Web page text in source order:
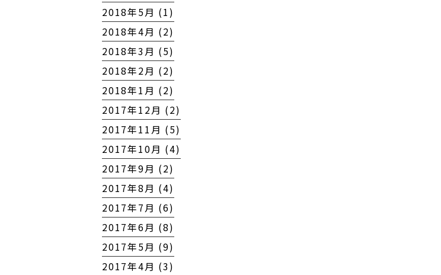
2018年5月 (1)
2018年4月 (2)
2018年3月 (5)
2018年2月 (2)
2018年1月 (2)
2017年12月 (2)
2017年11月 (5)
2017年10月 (4)
2017年9月 (2)
2017年8月 (4)
2017年7月 (6)
2017年6月 (8)
2017年5月 (9)
2017年4月 (3)